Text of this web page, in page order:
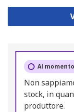
Al
Non
stock, in
produttore.